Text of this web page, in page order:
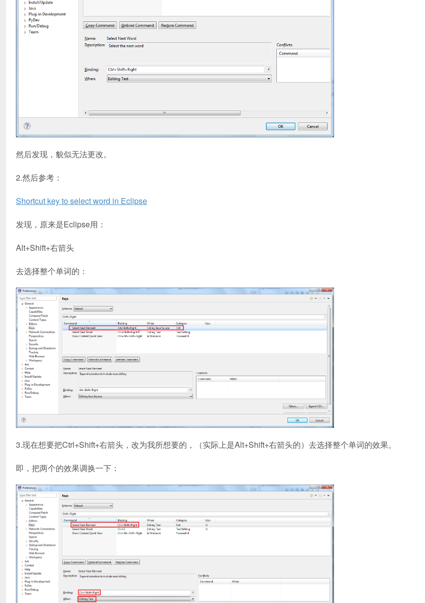
然后发现，貌似无法更改。
2.然后参考：
Shortcut key to select word in Eclipse
发现，原来是Eclipse用：
Alt+Shift+右箭头
去选择整个单词的：
3.现在想要把Ctrl+Shift+右箭头，改为我所想要的，（实际上是Alt+Shift+右箭头的）去选择整个单词的效果。
即，把两个的效果调换一下：